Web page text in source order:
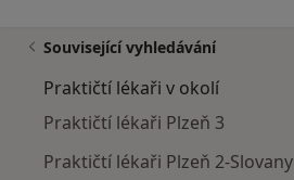
Související vyhledávání
Praktičtí lékaři v okolí
Praktičtí lékaři Plzeň 3
Praktičtí lékaři Plzeň 2-Slovany